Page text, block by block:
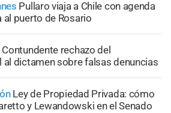
Pullaro viaja a Chile con agenda
puerto de Rosario
Contundente rechazo del
al dictamen sobre falsas denuncias
Ley de Propiedad Privada: cómo
y Lewandowski en el Senado